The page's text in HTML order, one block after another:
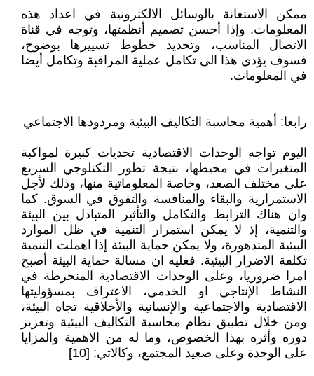
ممكن الاستعانة بالوسائل الالكترونية في اعداد هذه
المعلومات. وإذا أحسن تصميم أنظمتها، وتوجه في قناة
الاتصال المناسب، وتحديد خطوط تسييرها بوضوح،
فسوف يؤدي هذا الى تكامل عملية المراقبة وتكامل أيضا
في المعلومات.
رابعا: أهمية محاسبة التكاليف البيئية ومردودها الاجتماعي
اليوم تواجه الوحدات الاقتصادية تحديات كبيرة لمواكبة
المتغيرات في محيطها، نتيجة تطور التكنلوجي السريع
على مختلف الصعد، وخاصة المعلوماتية منها، وذلك لأجل
الاستمرارية والبقاء والمنافسة والتفوق في السوق. كما
وان هناك الترابط والتكامل والتأثير المتبادل بين البيئة
والتنمية، إذ لا يمكن استمرار التنمية في ظل الموارد
البيئية المتدهورة، ولا يمكن حماية البيئة إذا اهملت التنمية
تكلفة الاضرار البيئية. فعليه ان مسالة حماية البيئة أصبح
امرا ضروريا، وعلى الوحدات الاقتصادية المنخرطة في
النشاط الإنتاجي او الخدمي، الاعتراف بمسؤوليتها
الاقتصادية والاجتماعية والإنسانية والأخلاقية تجاه البيئة،
ومن خلال تطبيق نظام محاسبة التكاليف البيئية وتعزيز
دوره وأثره بهذا الخصوص، وما له من الاهمية والمزايا
على الوحدة وعلى صعيد المجتمع، وكالاتي: [10]